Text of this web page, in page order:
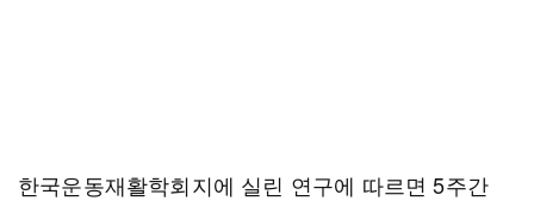
한국운동재활학회지에 실린 연구에 따르면 5주간